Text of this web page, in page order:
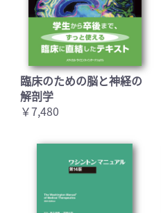
臨床のための脳と神経の
解剖学
￥7,480